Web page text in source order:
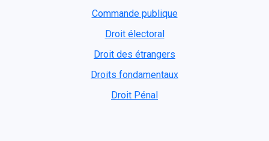
Commande publique
Droit électoral
Droit des étrangers
Droits fondamentaux
Droit Pénal